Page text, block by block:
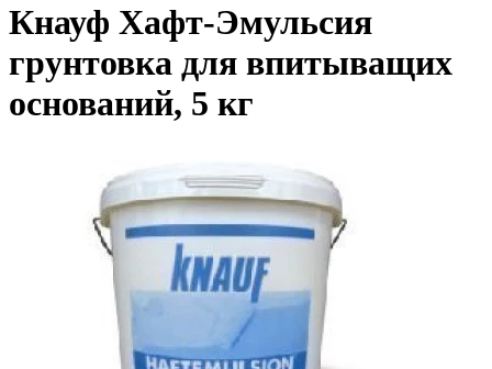
Кнауф Хафт-Эмульсия
грунтовка для впитыващих
оснований, 5 кг